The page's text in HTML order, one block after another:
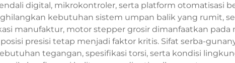
digital, mikrokontroler, serta platform otomatisasi
kebutuhan sistem umpan balik yang rumit,
manufaktur, motor stepper grosir dimanfaatkan pada
presisi tetap menjadi faktor kritis. Sifat serba-
tegangan, spesifikasi torsi, serta kondisi